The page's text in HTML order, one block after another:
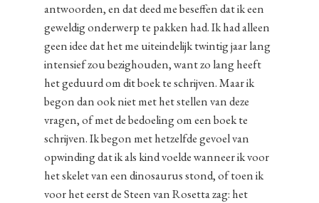
antwoorden, en dat deed me beseffen dat ik een
geweldig onderwerp te pakken had. Ik had alleen
geen idee dat het me uiteindelijk twintig jaar lang
intensief zou bezighouden, want zo lang heeft
het geduurd om dit boek te schrijven. Maar ik
begon dan ook niet met het stellen van deze
vragen, of met de bedoeling om een boek te
schrijven. Ik begon met hetzelfde gevoel van
opwinding dat ik als kind voelde wanneer ik voor
het skelet van een dinosaurus stond, of toen ik
voor het eerst de Steen van Rosetta zag: het